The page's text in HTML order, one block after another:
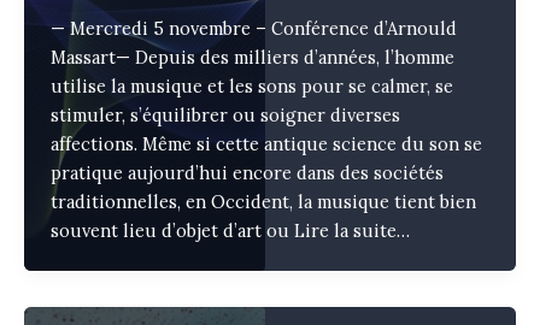
— Mercredi 5 novembre – Conférence d’Arnould
Massart— Depuis des milliers d’années, l’homme
utilise la musique et les sons pour se calmer, se
stimuler, s’équilibrer ou soigner diverses
affections. Même si cette antique science du son se
pratique aujourd’hui encore dans des sociétés
traditionnelles, en Occident, la musique tient bien
souvent lieu d’objet d’art ou Lire la suite…